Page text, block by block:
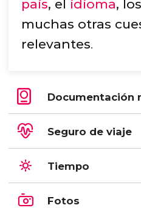
país, el idioma, los
muchas otras
relevantes.
Documentación
Seguro de viaje
Tiempo
Fotos